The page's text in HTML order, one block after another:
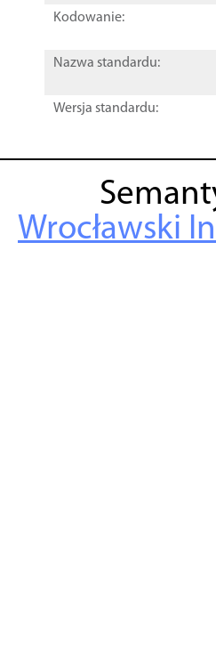
Kodowanie:
Nazwa standardu:
Wersja standardu:
Wrocławski